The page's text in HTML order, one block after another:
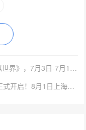
上一篇：Epic喜加一！限时免费领取《虚拟世界》，7月3日-7月10日速领！
下一篇：独立游戏Party“游机会”观众报名正式开启！8月1日上海见！